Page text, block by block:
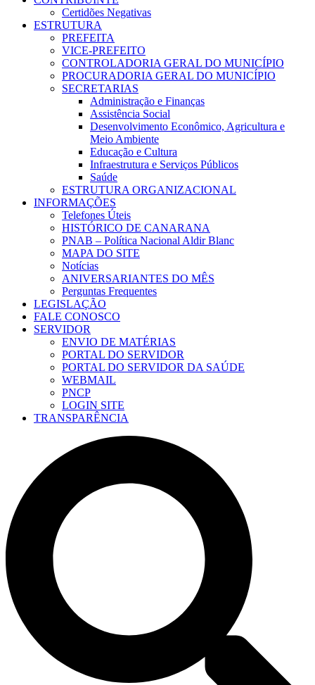
Certidões Negativas
ESTRUTURA
PREFEITA
VICE-PREFEITO
CONTROLADORIA GERAL DO MUNICÍPIO
PROCURADORIA GERAL DO MUNICÍPIO
SECRETARIAS
Administração e Finanças
Assistência Social
Desenvolvimento Econômico, Agricultura e
Meio Ambiente
Educação e Cultura
Infraestrutura e Serviços Públicos
Saúde
ESTRUTURA ORGANIZACIONAL
INFORMAÇÕES
Telefones Úteis
HISTÓRICO DE CANARANA
PNAB – Política Nacional Aldir Blanc
MAPA DO SITE
Notícias
ANIVERSARIANTES DO MÊS
Perguntas Frequentes
LEGISLAÇÃO
FALE CONOSCO
SERVIDOR
ENVIO DE MATÉRIAS
PORTAL DO SERVIDOR
PORTAL DO SERVIDOR DA SAÚDE
WEBMAIL
PNCP
LOGIN SITE
TRANSPARÊNCIA